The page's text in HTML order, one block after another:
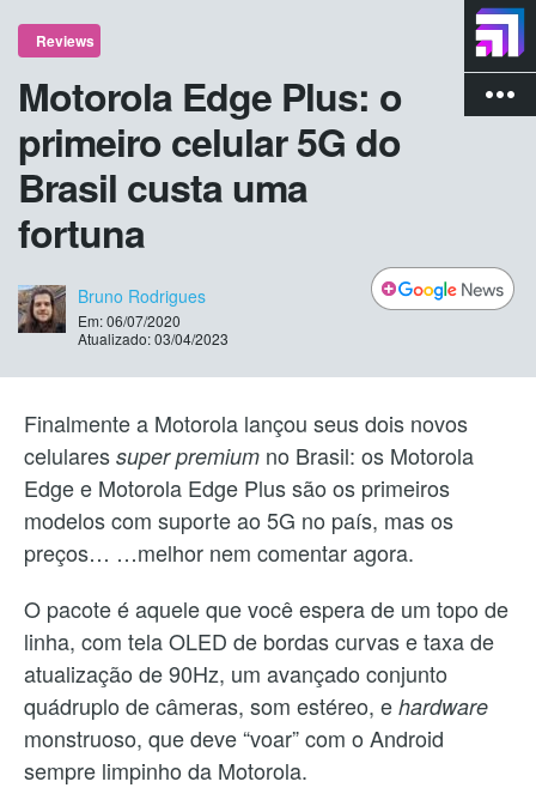
more_vert
Reviews
Motorola Edge Plus: o
primeiro celular 5G do
Brasil custa uma
fortuna
Bruno Rodrigues
Em: 06/07/2020
Atualizado: 03/04/2023
Finalmente a Motorola lançou seus dois novos
celulares super premium no Brasil: os Motorola
Edge e Motorola Edge Plus são os primeiros
modelos com suporte ao 5G no país, mas os
preços… …melhor nem comentar agora.
O pacote é aquele que você espera de um topo de
linha, com tela OLED de bordas curvas e taxa de
atualização de 90Hz, um avançado conjunto
quádruplo de câmeras, som estéreo, e hardware
monstruoso, que deve “voar” com o Android
sempre limpinho da Motorola.